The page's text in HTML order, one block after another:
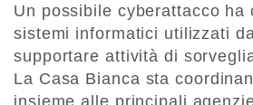
Un possibile cyberattacco ha
sistemi informatici utilizzati
supportare attività di
La Casa Bianca sta
insieme alle principali